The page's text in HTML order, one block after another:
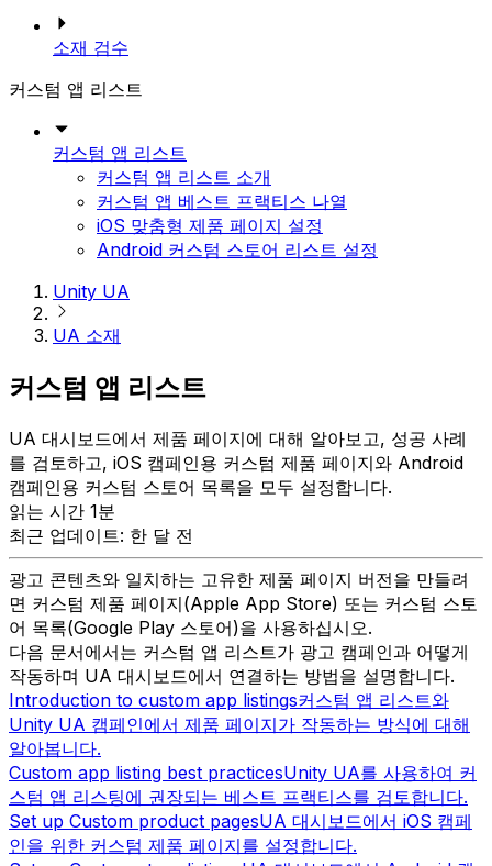
소재 검수
커스텀 앱 리스트
커스텀 앱 리스트
커스텀 앱 리스트 소개
커스텀 앱 베스트 프랙티스 나열
iOS 맞춤형 제품 페이지 설정
Android 커스텀 스토어 리스트 설정
Unity UA
UA 소재
커스텀 앱 리스트
UA 대시보드에서 제품 페이지에 대해 알아보고, 성공 사례
를 검토하고, iOS 캠페인용 커스텀 제품 페이지와 Android
캠페인용 커스텀 스토어 목록을 모두 설정합니다.
읽는 시간 1분
최근 업데이트: 한 달 전
광고 콘텐츠와 일치하는 고유한 제품 페이지 버전을 만들려
면 커스텀 제품 페이지(Apple App Store) 또는 커스텀 스토
어 목록(Google Play 스토어)을 사용하십시오.
다음 문서에서는 커스텀 앱 리스트가 광고 캠페인과 어떻게
작동하며 UA 대시보드에서 연결하는 방법을 설명합니다.
Introduction to custom app listings커스텀 앱 리스트와
Unity UA 캠페인에서 제품 페이지가 작동하는 방식에 대해
알아봅니다.
Custom app listing best practicesUnity UA를 사용하여 커
스텀 앱 리스팅에 권장되는 베스트 프랙티스를 검토합니다.
Set up Custom product pagesUA 대시보드에서 iOS 캠페
인을 위한 커스텀 제품 페이지를 설정합니다.